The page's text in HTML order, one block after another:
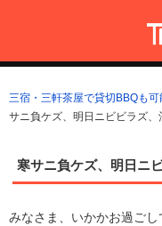
ン
へ
三宿・三軒茶屋で貸切BBQ
三宿・三軒茶屋A5ランクの
トライアングル)
三宿・三軒茶屋で貸切BBQも
サニ負ケズ、明日ニビビラズ、
寒サニ負ケズ、明日ニ
みなさま、いかかお過ご